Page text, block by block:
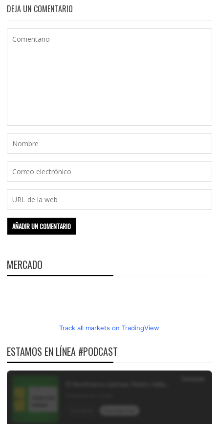
DEJA UN COMENTARIO
MERCADO
Track all markets on TradingView
ESTAMOS EN LÍNEA #PODCAST